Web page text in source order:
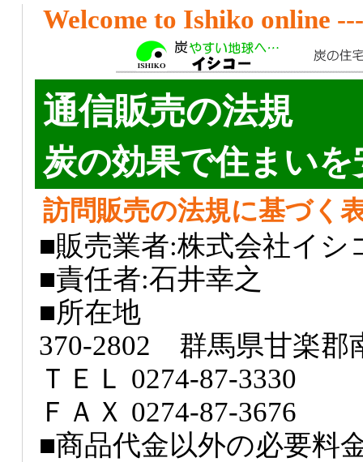
Welcome to Ishiko online
通信販売の法規
炭の効果で住まい
訪問販売の法規に基づく
■販売業者:株式会社イシ
■責任者:石井幸之
■所在地
370-2802 群馬県甘楽郡
ＴＥＬ 0274-87-3330
ＦＡＸ 0274-87-3676
■商品代金以外の必要料